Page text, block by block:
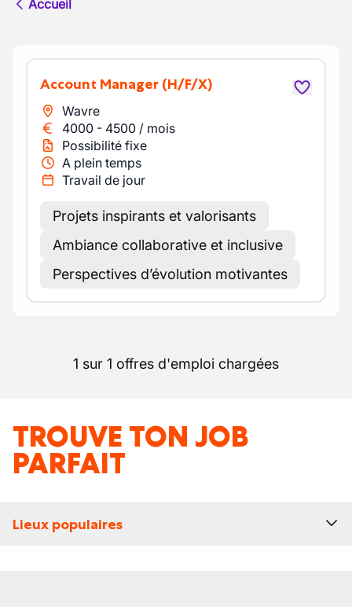
Accueil
Account Manager (H/F/X)
Wavre
4000 - 4500 / mois
Possibilité fixe
A plein temps
Travail de jour
Projets inspirants et valorisants
Ambiance collaborative et inclusive
Perspectives d’évolution motivantes
1 sur 1 offres d'emploi chargées
TROUVE TON JOB
PARFAIT
Lieux populaires